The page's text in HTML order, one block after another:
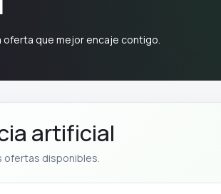
oferta que mejor encaje contigo.
artificial
ofertas disponibles.